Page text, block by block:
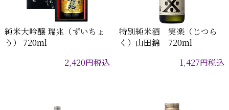
純米大吟醸 瑞兆（ずいちょ
う） 720ml
2,420円税込
特別純米酒 実楽（じつら
く）山田錦 720ml
1,427円税込